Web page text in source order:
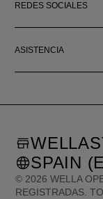
REDES SOCIALES
ASISTENCIA
© 2026 WELLA
REGISTRADAS.
SPAIN